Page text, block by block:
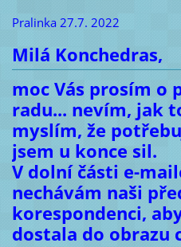
Pralinka 27.7. 2022
Milá Konchedras,
moc Vás prosím o
radu... nevím, jak
myslím, že
jsem u konce sil.
V dolní části e-
nechávám naši
korespondenci,
dostala do obrazu